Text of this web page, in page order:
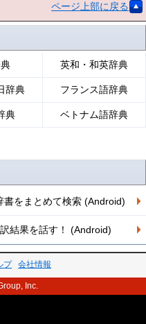
ページ上部に戻る
英和・和英辞典
辞典 フランス語辞典
典 ベトナム語辞典
をまとめて検索 (Android)
結果を話す！ (Android)
プ 会社情報
Inc.